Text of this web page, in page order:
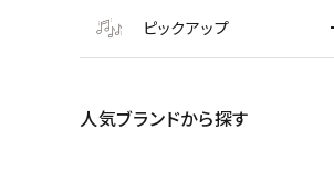
ピックアップ
人気ブランドから探す